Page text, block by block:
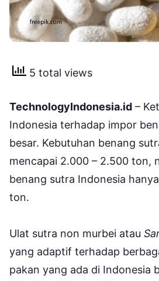
5 total views
TechnologyIndonesia.id –
Indonesia terhadap impor
besar. Kebutuhan benang
mencapai 2.000 – 2.500 ton,
benang sutra Indonesia
ton.
Ulat sutra non murbei atau
yang adaptif terhadap
pakan yang ada di Indonesia